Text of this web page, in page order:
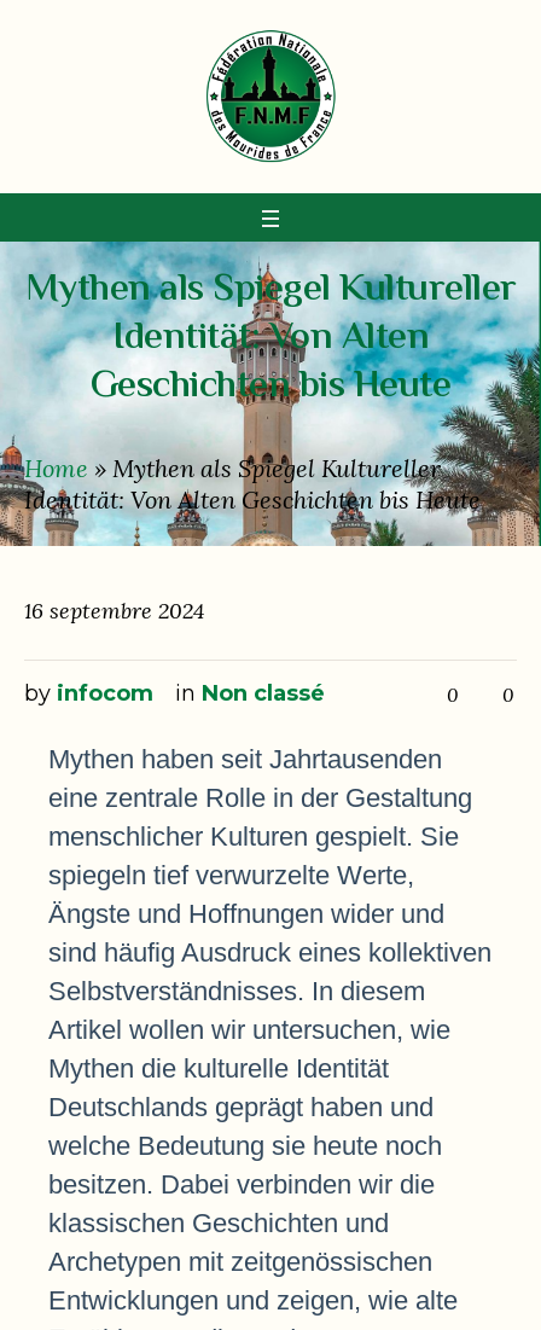
Mythen als Spiegel Kultureller
Identität: Von Alten
Geschichten bis Heute
Home » Mythen als Spiegel Kultureller
Identität: Von Alten Geschichten bis Heute
16 septembre 2024
by infocom in Non classé 0 0
Mythen haben seit Jahrtausenden
eine zentrale Rolle in der Gestaltung
menschlicher Kulturen gespielt. Sie
spiegeln tief verwurzelte Werte,
Ängste und Hoffnungen wider und
sind häufig Ausdruck eines kollektiven
Selbstverständnisses. In diesem
Artikel wollen wir untersuchen, wie
Mythen die kulturelle Identität
Deutschlands geprägt haben und
welche Bedeutung sie heute noch
besitzen. Dabei verbinden wir die
klassischen Geschichten und
Archetypen mit zeitgenössischen
Entwicklungen und zeigen, wie alte